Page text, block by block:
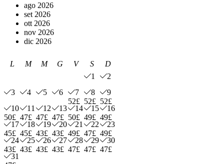
ago 2026
set 2026
ott 2026
nov 2026
dic 2026
L M M G V S
D
1
2
3
4 5 6
7
52£
8
52£
9
52£
10
50£
11
47£
12
47£
13
47£
14
50£
15
49£
16
49£
17
45£
18
45£
19
43£
20
43£
21
49£
22
47£
23
49£
24
43£
25
43£
26
43£
27
43£
28
47£
29
47£
30
47£
31